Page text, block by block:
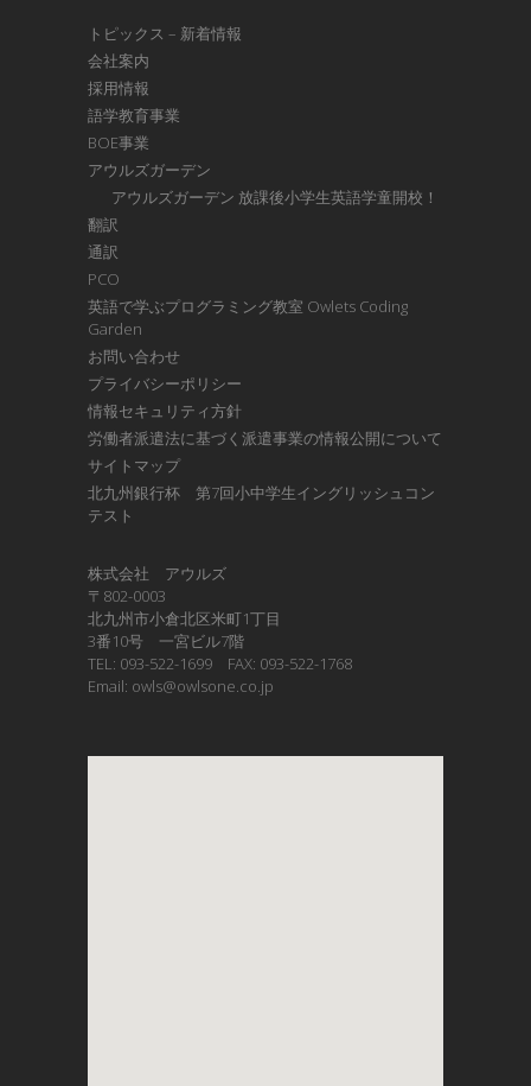
トピックス – 新着情報
会社案内
採用情報
語学教育事業
BOE事業
アウルズガーデン
アウルズガーデン 放課後小学生英語学童開校！
翻訳
通訳
PCO
英語で学ぶプログラミング教室 Owlets Coding
Garden
お問い合わせ
プライバシーポリシー
情報セキュリティ方針
労働者派遣法に基づく派遣事業の情報公開について
サイトマップ
北九州銀行杯 第7回小中学生イングリッシュコン
テスト
株式会社 アウルズ
〒802-0003
北九州市小倉北区米町1丁目
3番10号 一宮ビル7階
TEL: 093-522-1699 FAX: 093-522-1768
Email: owls@owlsone.co.jp